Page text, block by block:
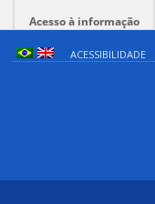
Acesso à informação
ACESSIBILIDADE